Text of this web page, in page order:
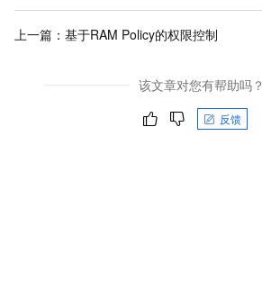
上一篇： 基于RAM Policy的权限控制
该文章对您有帮助吗？
反馈